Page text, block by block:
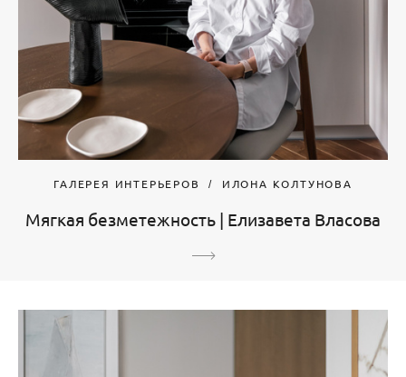
ГАЛЕРЕЯ ИНТЕРЬЕРОВ ИЛОНА КОЛТУНОВА
Мягкая безметежность | Елизавета Власова